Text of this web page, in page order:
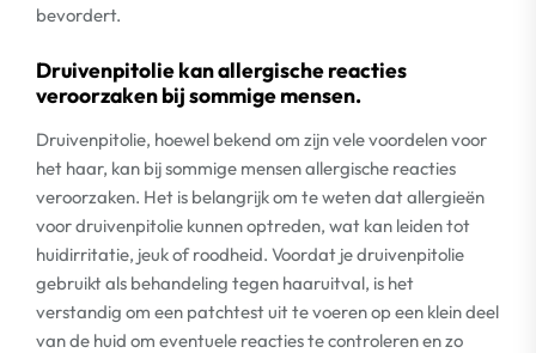
bevordert.
Druivenpitolie kan allergische reacties
veroorzaken bij sommige mensen.
Druivenpitolie, hoewel bekend om zijn vele voordelen voor
het haar, kan bij sommige mensen allergische reacties
veroorzaken. Het is belangrijk om te weten dat allergieën
voor druivenpitolie kunnen optreden, wat kan leiden tot
huidirritatie, jeuk of roodheid. Voordat je druivenpitolie
gebruikt als behandeling tegen haaruitval, is het
verstandig om een patchtest uit te voeren op een klein deel
van de huid om eventuele reacties te controleren en zo